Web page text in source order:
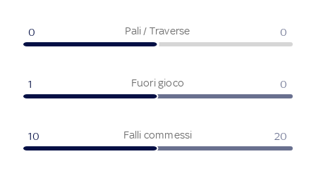
Pali / Traverse
0 0
Fuori gioco
1 0
Falli commessi
10 20